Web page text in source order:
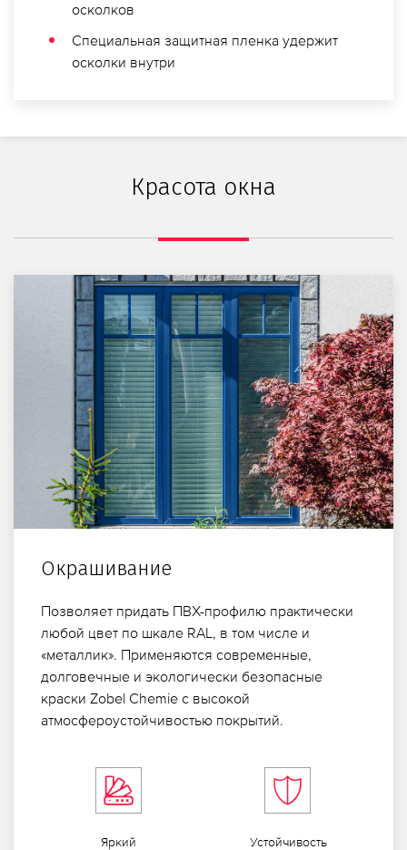
осколков
Специальная защитная пленка удержит
осколки внутри
Красота окна
Окрашивание
Позволяет придать ПВХ-профилю практически
любой цвет по шкале RAL, в том числе и
«металлик». Применяются современные,
долговечные и экологически безопасные
краски Zobel Chemie с высокой
атмосфероустойчивостью покрытий.
Яркий
Устой­чивость